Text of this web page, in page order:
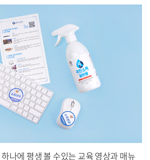
나에 평생 볼 수있는 교육 영상과 매뉴